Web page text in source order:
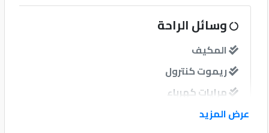
كيو
ماركت
الدليل
القطري
وسائل الراحة
المكيف
ريموت كنترول
مرايات كهرباء
مرايات ضم إغلاق
عرض المزيد